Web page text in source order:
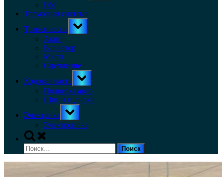
Гбо
Тормозная система
Трансмиссия
Toggle
sub-
Акпп
Вариатор
Мкпп
Сцепление
Ходовая часть
Toggle
sub-
menu
Подвеска авто
Шины и диски
Электрика
Toggle
sub-
menu
Электроника
Toggle
search
form
Найти: